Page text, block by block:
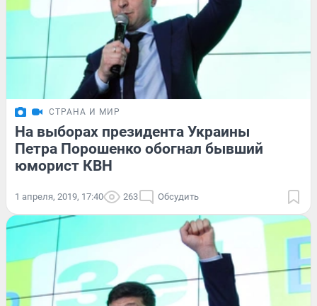
СТРАНА И МИР
На выборах президента Украины
Петра Порошенко обогнал бывший
юморист КВН
1 апреля, 2019, 17:40 263 Обсудить